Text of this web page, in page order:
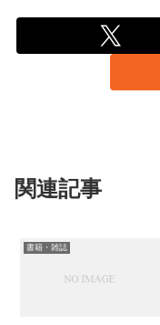
関連記事
書籍・雑誌